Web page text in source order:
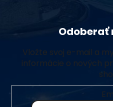
Odoberať
Vložte svoj e-mail a
informácie o nových